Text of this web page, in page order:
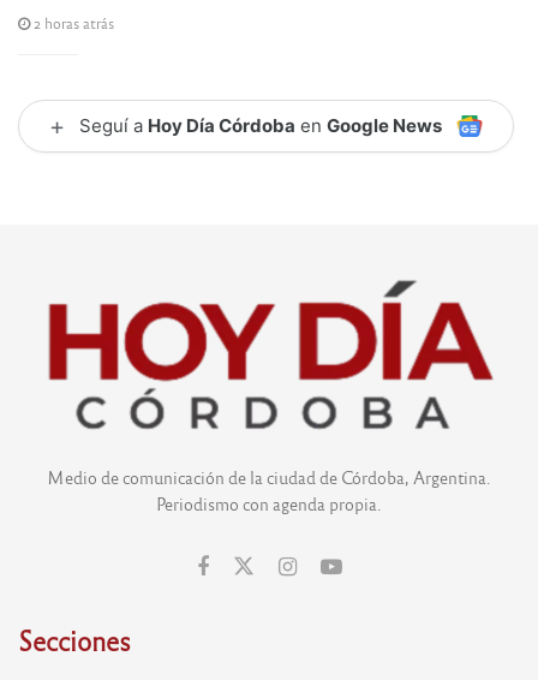
2 horas atrás
+ Seguí a Hoy Día Córdoba en Google News
Medio de comunicación de la ciudad de Córdoba, Argentina.
Periodismo con agenda propia.
Secciones